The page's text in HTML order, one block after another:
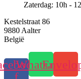
Zaterdag: 10h -
Kestelstraat 86
9880 Aalter
België
Whatsapp